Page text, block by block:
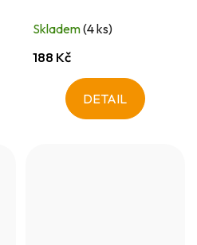
Skladem(4 ks)
188 Kč
DETAIL